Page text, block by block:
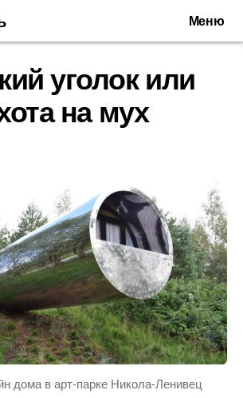
Меню
уголок или
на мух
дома в арт-парке Никола-Ленивец